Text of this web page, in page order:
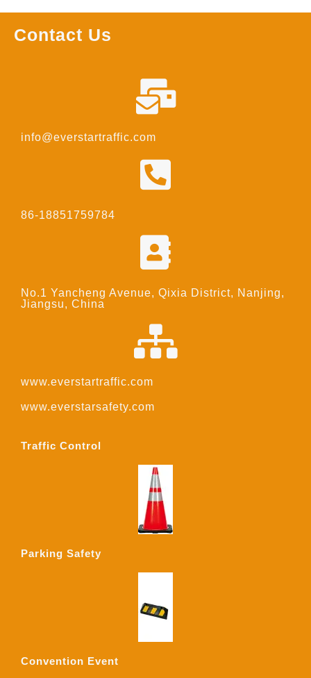
Contact Us
info@everstartraffic.com
86-18851759784
No.1 Yancheng Avenue, Qixia District, Nanjing,
Jiangsu, China
www.everstartraffic.com
www.everstarsafety.com
Traffic Control
Parking Safety
Convention Event